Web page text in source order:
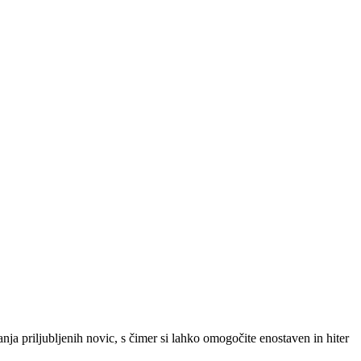
priljubljenih novic, s čimer si lahko omogočite enostaven in hiter